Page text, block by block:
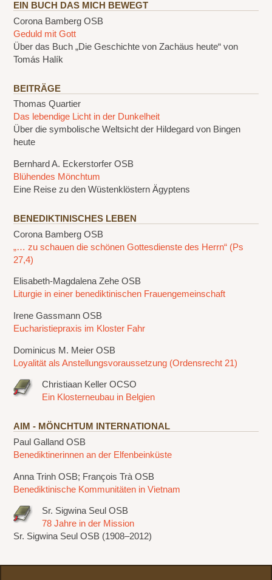
EIN BUCH DAS MICH BEWEGT
Corona Bamberg OSB
Geduld mit Gott
Über das Buch „Die Geschichte von Zachäus heute“ von
Tomás Halík
BEITRÄGE
Thomas Quartier
Das lebendige Licht in der Dunkelheit
Über die symbolische Weltsicht der Hildegard von Bingen
heute
Bernhard A. Eckerstorfer OSB
Blühendes Mönchtum
Eine Reise zu den Wüstenklöstern Ägyptens
BENEDIKTINISCHES LEBEN
Corona Bamberg OSB
„… zu schauen die schönen Gottesdienste des Herrn“ (Ps
27,4)
Elisabeth-Magdalena Zehe OSB
Liturgie in einer benediktinischen Frauengemeinschaft
Irene Gassmann OSB
Eucharistiepraxis im Kloster Fahr
Dominicus M. Meier OSB
Loyalität als Anstellungsvoraussetzung (Ordensrecht 21)
Christiaan Keller OCSO
Ein Klosterneubau in Belgien
AIM - MÖNCHTUM INTERNATIONAL
Paul Galland OSB
Benediktinerinnen an der Elfenbeinküste
Anna Trinh OSB; François Trà OSB
Benediktinische Kommunitäten in Vietnam
Sr. Sigwina Seul OSB
78 Jahre in der Mission
Sr. Sigwina Seul OSB (1908–2012)